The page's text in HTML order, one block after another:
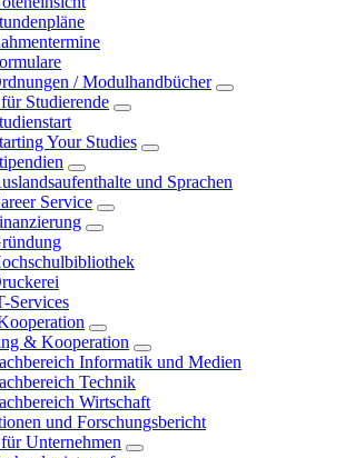
/ Modulhandbücher
Studierende
Your Studies
und Sprachen
Service
Services
& Kooperation
Informatik und Medien
Technik
Wirtschaft
und Forschungsbericht
Unternehmen